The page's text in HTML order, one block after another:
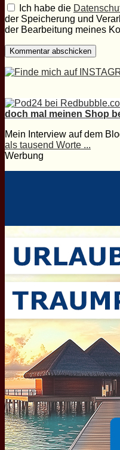
Ich habe die
der Speicherung und
der Bearbeitung meines
doch mal meinen Shop
Mein Interview auf dem
als tausend Worte ...
Werbung